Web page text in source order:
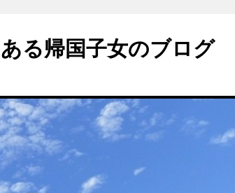
る帰国子女のブログ